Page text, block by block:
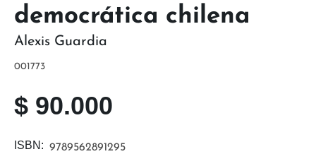
ISBN: 9789562891295
$ 90.000
001773
Alexis Guardia
democrática chilena